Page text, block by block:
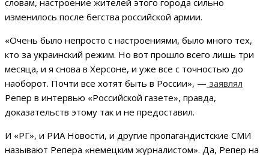
словам, настроение жителей этого города сильно
изменилось после бегства российской армии.
«Очень было непросто с настроениями, было много тех,
кто за украинский режим. Но вот прошло всего лишь три
месяца, и я снова в Херсоне, и уже все с точностью до
наоборот. Почти все хотят быть в России», — заявлял
Репер в интервью «Российской газете», правда,
доказательств этому так и не предоставил.
И «РГ», и РИА Новости, и другие пропагандистские СМИ
называют Репера «немецким журналистом». Да, Репер на